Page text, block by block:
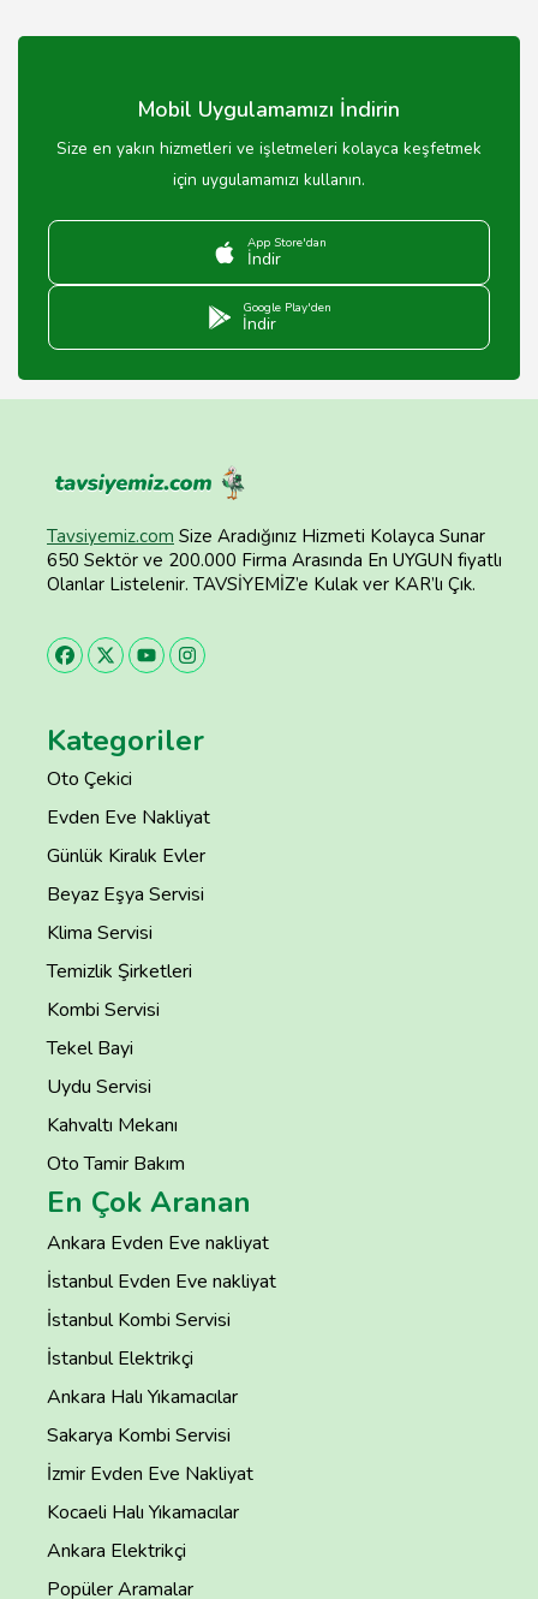
Mobil Uygulamamızı İndirin
Size en yakın hizmetleri ve işletmeleri kolayca keşfetmek
için uygulamamızı kullanın.
App Store'dan
İndir
Google Play'den
İndir
Tavsiyemiz.com Size Aradığınız Hizmeti Kolayca Sunar
650 Sektör ve 200.000 Firma Arasında En UYGUN fiyatlı
Olanlar Listelenir. TAVSİYEMİZ’e Kulak ver KAR’lı Çık.
Kategoriler
Oto Çekici
Evden Eve Nakliyat
Günlük Kiralık Evler
Beyaz Eşya Servisi
Klima Servisi
Temizlik Şirketleri
Kombi Servisi
Tekel Bayi
Uydu Servisi
Kahvaltı Mekanı
Oto Tamir Bakım
En Çok Aranan
Ankara Evden Eve nakliyat
İstanbul Evden Eve nakliyat
İstanbul Kombi Servisi
İstanbul Elektrikçi
Ankara Halı Yıkamacılar
Sakarya Kombi Servisi
İzmir Evden Eve Nakliyat
Kocaeli Halı Yıkamacılar
Ankara Elektrikçi
Popüler Aramalar